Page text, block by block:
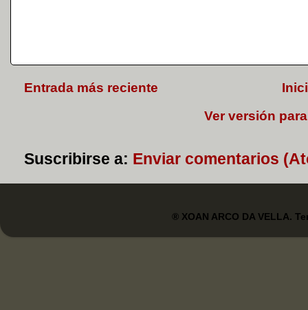
Entrada más reciente
Ver versión
Suscribirse a: Enviar comentarios
® XOAN ARCO DA VELLA.